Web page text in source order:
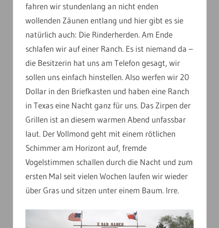
fahren wir stundenlang an nicht enden
wollenden Zäunen entlang und hier gibt es sie
natürlich auch: Die Rinderherden. Am Ende
schlafen wir auf einer Ranch. Es ist niemand da –
die Besitzerin hat uns am Telefon gesagt, wir
sollen uns einfach hinstellen. Also werfen wir 20
Dollar in den Briefkasten und haben eine Ranch
in Texas eine Nacht ganz für uns. Das Zirpen der
Grillen ist an diesem warmen Abend unfassbar
laut. Der Vollmond geht mit einem rötlichen
Schimmer am Horizont auf, fremde
Vogelstimmen schallen durch die Nacht und zum
ersten Mal seit vielen Wochen laufen wir wieder
über Gras und sitzen unter einem Baum. Irre.